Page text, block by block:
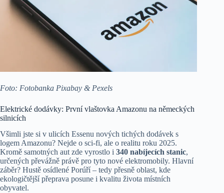
Foto: Fotobanka Pixabay & Pexels
Elektrické dodávky: První vlaštovka Amazonu na německých
silnicích
Všimli jste si v ulicích Essenu nových tichých dodávek s
logem Amazonu? Nejde o sci-fi, ale o realitu roku 2025.
Kromě samotných aut zde vyrostlo i 340 nabíjecích stanic,
určených převážně právě pro tyto nové elektromobily. Hlavní
záběr? Hustě osídlené Porúří – tedy přesně oblast, kde
ekologičtější přeprava posune i kvalitu života místních
obyvatel.